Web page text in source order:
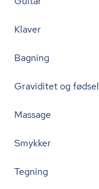
Klaver
Bagning
Graviditet og fødsel
Massage
Smykker
Tegning